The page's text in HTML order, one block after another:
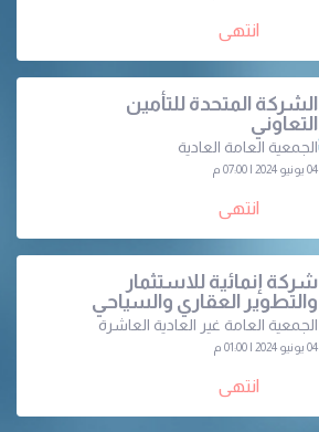
انتهى
الشركة المتحدة للتأمين
التعاوني
الجمعية العامة العادية
04 يونيو 2024 | 07:00 م
انتهى
شركة إنمائية للاستثمار
والتطوير العقاري والسياحي
الجمعية العامة غير العادية العاشرة
04 يونيو 2024 | 01:00 م
انتهى